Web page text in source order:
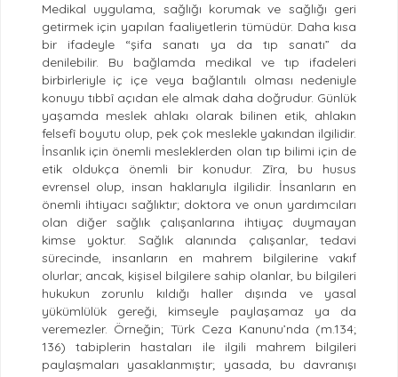
Medikal uygulama, sağlığı korumak ve sağlığı geri
getirmek için yapılan faaliyetlerin tümüdür. Daha kısa
bir ifadeyle “şifa sanatı ya da tıp sanatı” da
denilebilir. Bu bağlamda medikal ve tıp ifadeleri
birbirleriyle iç içe veya bağlantılı olması nedeniyle
konuyu tıbbî açıdan ele almak daha doğrudur. Günlük
yaşamda meslek ahlakı olarak bilinen etik, ahlakın
felsefî boyutu olup, pek çok meslekle yakından ilgilidir.
İnsanlık için önemli mesleklerden olan tıp bilimi için de
etik oldukça önemli bir konudur. Zîra, bu husus
evrensel olup, insan haklarıyla ilgilidir. İnsanların en
önemli ihtiyacı sağlıktır; doktora ve onun yardımcıları
olan diğer sağlık çalışanlarına ihtiyaç duymayan
kimse yoktur. Sağlık alanında çalışanlar, tedavi
sürecinde, insanların en mahrem bilgilerine vakıf
olurlar; ancak, kişisel bilgilere sahip olanlar, bu bilgileri
hukukun zorunlu kıldığı haller dışında ve yasal
yükümlülük gereği, kimseyle paylaşamaz ya da
veremezler. Örneğin; Türk Ceza Kanunu’nda (m.134;
136) tabiplerin hastaları ile ilgili mahrem bilgileri
paylaşmaları yasaklanmıştır; yasada, bu davranışı